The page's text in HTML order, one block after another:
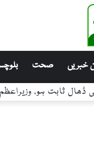
خبریں صحت
ثابت ہو، وزیراعظم